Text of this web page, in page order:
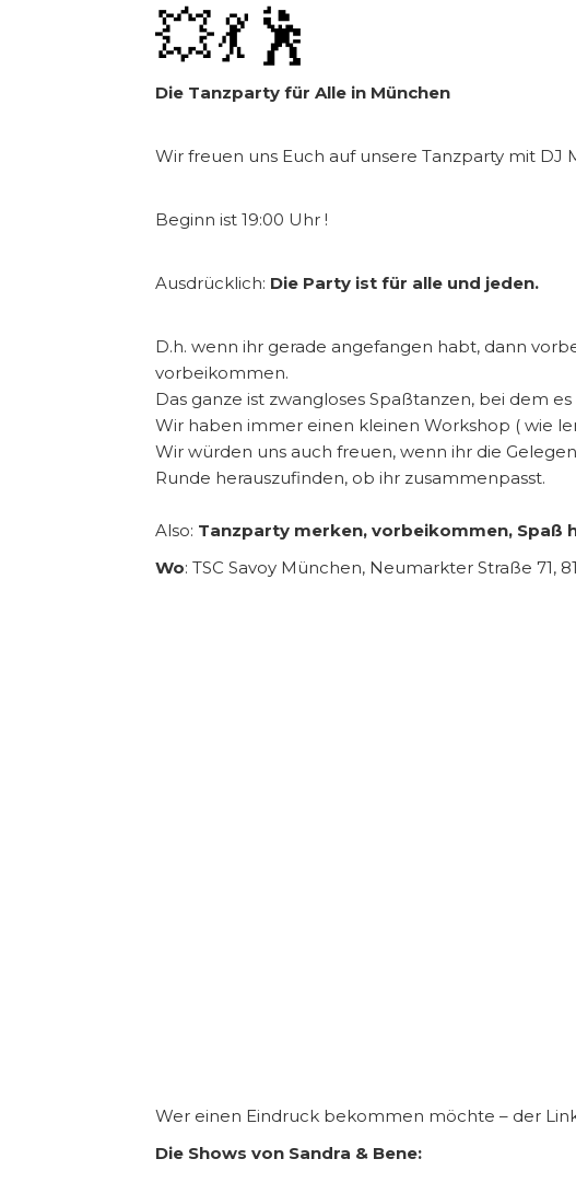
💥💃🕺
Die Tanzparty für Alle in München
Wir freuen uns Euch auf unsere Tanzparty mit
Beginn ist 19:00 Uhr !
Ausdrücklich: Die Party ist für alle und jeden.
D.h. wenn ihr gerade angefangen habt, dann
vorbeikommen.
Das ganze ist zwangloses Spaßtanzen, bei dem
Wir haben immer einen kleinen Workshop ( wie
Wir würden uns auch freuen, wenn ihr die
Runde herauszufinden, ob ihr zusammenpasst.
Also: Tanzparty merken, vorbeikommen, Spaß
Wo: TSC Savoy München, Neumarkter Straße
Wer einen Eindruck bekommen möchte – der
Die Shows von Sandra & Bene: